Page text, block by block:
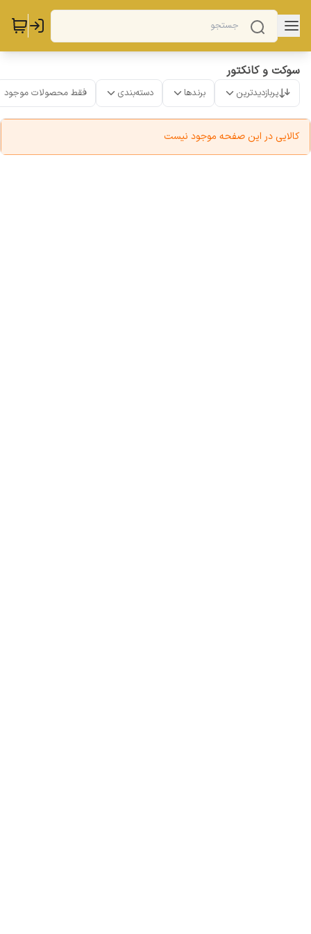
سوکت و کانکتور
پربازدیدترین برندها دسته‌بندی فقط محصولات موجود
کالایی در این صفحه موجود نیست